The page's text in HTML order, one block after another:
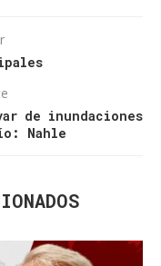
de inundaciones
Nahle